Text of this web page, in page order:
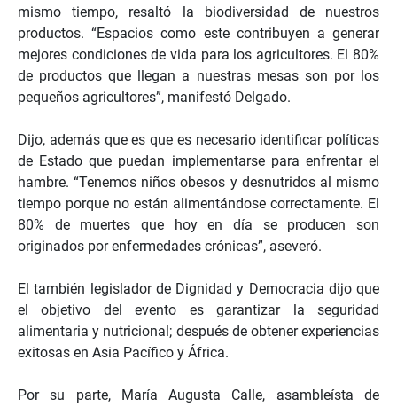
mismo tiempo, resaltó la biodiversidad de nuestros
productos. “Espacios como este contribuyen a generar
mejores condiciones de vida para los agricultores. El 80%
de productos que llegan a nuestras mesas son por los
pequeños agricultores”, manifestó Delgado.
Dijo, además que es que es necesario identificar políticas
de Estado que puedan implementarse para enfrentar el
hambre. “Tenemos niños obesos y desnutridos al mismo
tiempo porque no están alimentándose correctamente. El
80% de muertes que hoy en día se producen son
originados por enfermedades crónicas”, aseveró.
El también legislador de Dignidad y Democracia dijo que
el objetivo del evento es garantizar la seguridad
alimentaria y nutricional; después de obtener experiencias
exitosas en Asia Pacífico y África.
Por su parte, María Augusta Calle, asambleísta de